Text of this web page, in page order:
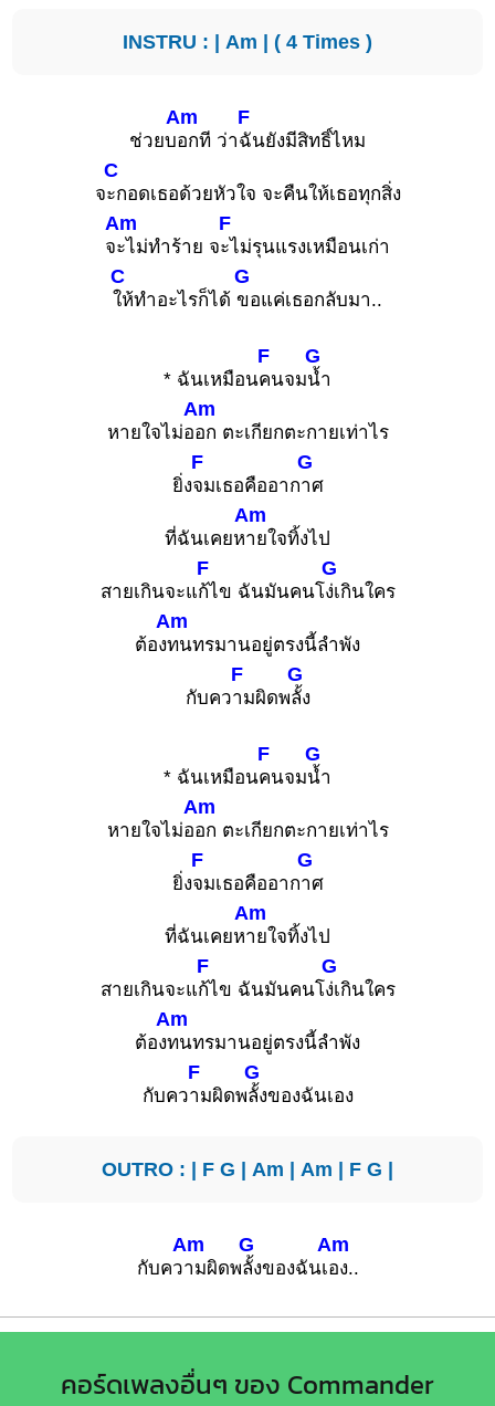
INSTRU : | Am | ( 4 Times )
ช่วยบ
Am
อกที ว่า
F
ฉันยังมีสิทธิ์ไหม
จ
C
ะกอดเธอด้วยหัวใจ จะคืนให้เธอทุกสิ่ง
จ
Am
ะไม่ทำร้าย จ
F
ะไม่รุนแรงเหมือนเก่า
C
ให้ทำอะไรก็ได้
G
ขอแค่เธอกลับมา..
* ฉันเหมือน
F
คนจม
G
น้ำ
หายใจไม่อ
Am
อก ตะเกียกตะกายเท่าไร
ยิ่ง
F
จมเธอคืออาก
G
าศ
ที่ฉันเคยห
Am
ายใจทิ้งไป
สายเกินจะแ
F
ก้ไข ฉันมันคนโ
G
ง่เกินใคร
ต้อง
Am
ทนทรมานอยู่ตรงนี้ลำพัง
กับคว
F
ามผิดพ
G
ลั้ง
* ฉันเหมือน
F
คนจม
G
น้ำ
หายใจไม่อ
Am
อก ตะเกียกตะกายเท่าไร
ยิ่ง
F
จมเธอคืออาก
G
าศ
ที่ฉันเคยห
Am
ายใจทิ้งไป
สายเกินจะแ
F
ก้ไข ฉันมันคนโ
G
ง่เกินใคร
ต้อง
Am
ทนทรมานอยู่ตรงนี้ลำพัง
กับคว
F
ามผิดพ
G
ลั้งของฉันเอง
OUTRO : | F G | Am | Am | F G |
กับคว
Am
ามผิดพ
G
ลั้งของฉันเ
Am
อง..
คอร์ดเพลงอื่นๆ ของ Commander